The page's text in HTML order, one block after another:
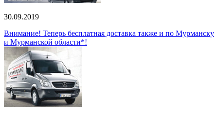
30.09.2019
Внимание! Теперь бесплатная доставка также и по Мурманску
и Мурманской области*!